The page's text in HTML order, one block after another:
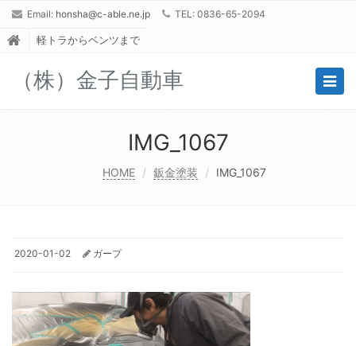
Email: honsha@c-able.ne.jp TEL: 0836-65-2094
軽トラからベンツまで
（株）金子自動車
IMG_1067
HOME 鈑金塗装 IMG_1067
2020-01-02 ガープ